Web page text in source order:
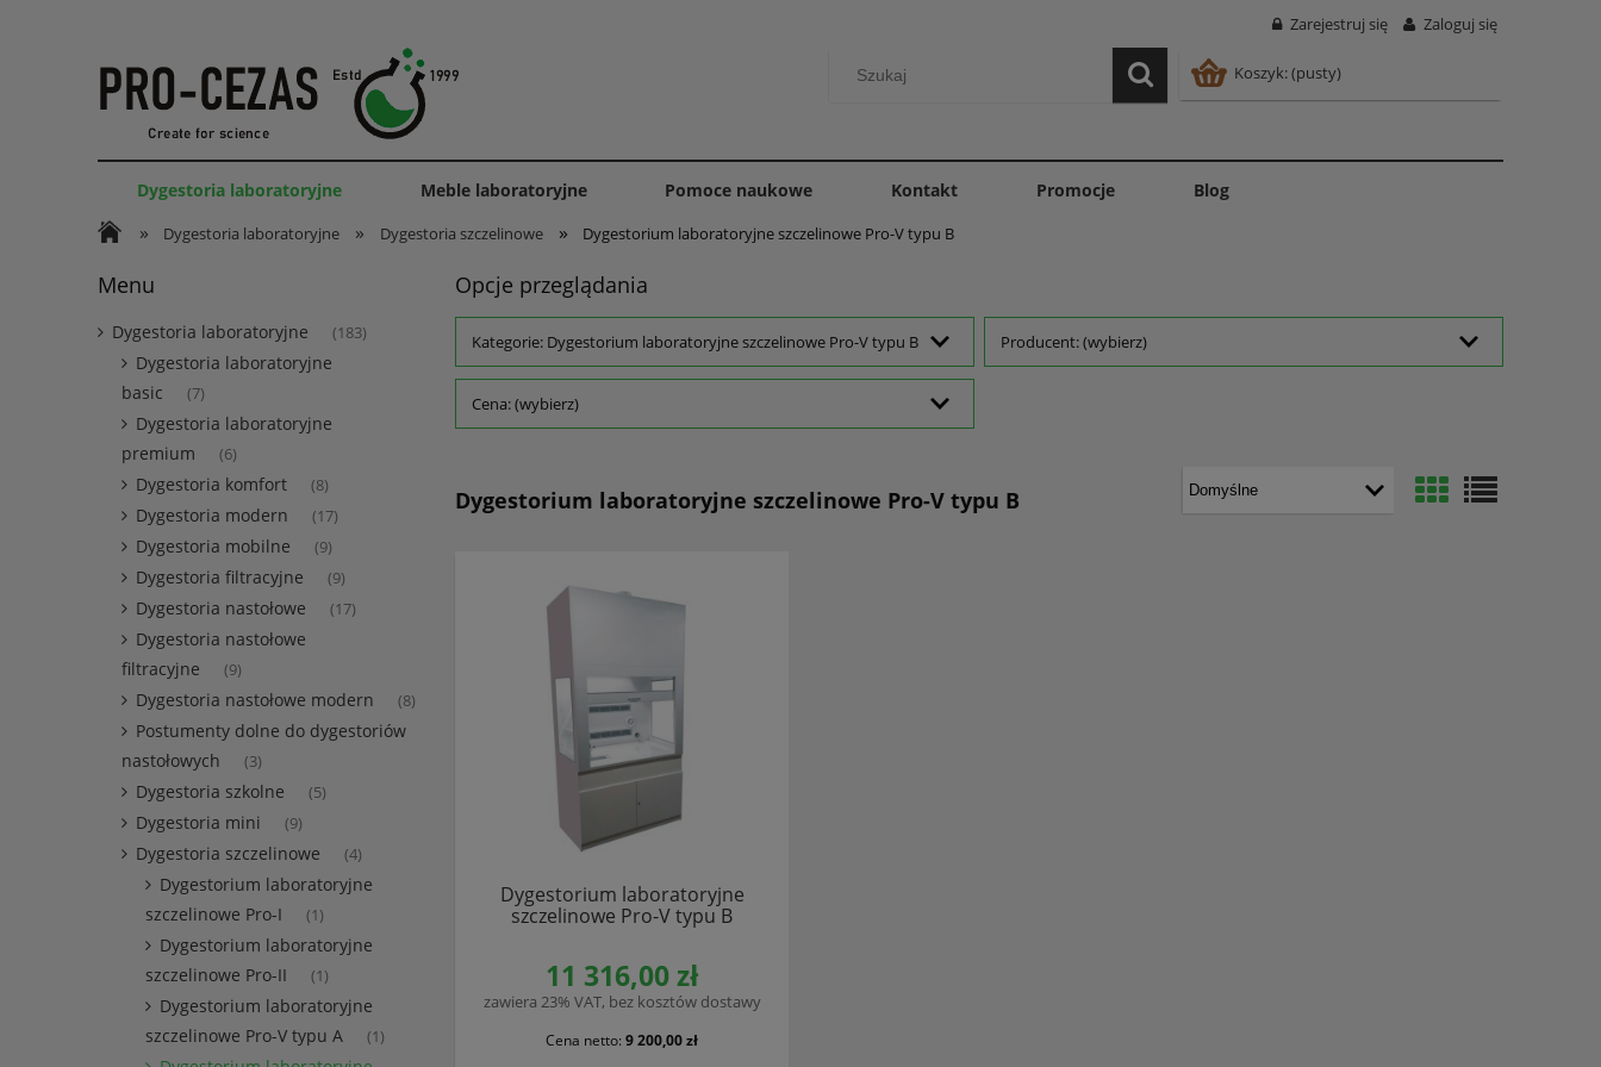
Zarejestruj się Zaloguj się
Koszyk:(pusty)
Dygestoria laboratoryjne Meble laboratoryjne Pomoce naukowe Kontakt Promocje Blog
» Dygestoria laboratoryjne » Dygestoria szczelinowe » Dygestorium laboratoryjne szczelinowe Pro-V typu B
Menu
Dygestoria laboratoryjne (183)
Dygestoria laboratoryjne
basic
(7)
Dygestoria laboratoryjne
premium
(6)
Dygestoria komfort (8)
Dygestoria modern (17)
Dygestoria mobilne (9)
Dygestoria filtracyjne (9)
Dygestoria nastołowe (17)
Dygestoria nastołowe
filtracyjne
(9)
Dygestoria nastołowe modern (8)
Postumenty dolne do dygestoriów
nastołowych
(3)
Dygestoria szkolne (5)
Dygestoria mini (9)
Dygestoria szczelinowe (4)
Dygestorium laboratoryjne
szczelinowe Pro-I
(1)
Dygestorium laboratoryjne
szczelinowe Pro-II
(1)
Dygestorium laboratoryjne
szczelinowe Pro-V typu A
(1)
Opcje przeglądania
Kategorie: Dygestorium laboratoryjne szczelinowe Pro-V typu B Producent: (wybierz)
Cena: (wybierz)
Dygestorium laboratoryjne szczelinowe Pro-V typu B
Dygestorium laboratoryjne
szczelinowe Pro-V typu B
11 316,00 zł
zawiera 23% VAT, bez kosztów dostawy
Cena netto: 9 200,00 zł